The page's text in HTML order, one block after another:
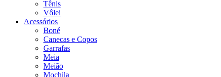
Tênis
Vôlei
Acessórios
Boné
Canecas e Copos
Garrafas
Meia
Meião
Mochila